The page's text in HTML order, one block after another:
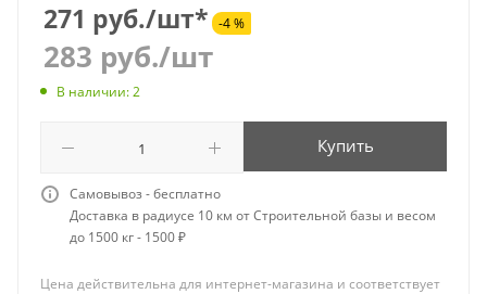
271 руб./шт* -4 %
283 руб./шт
В наличии: 2
Купить
Самовывоз - бесплатно
Доставка в радиусе 10 км от Строительной базы и весом
до 1500 кг - 1500 ₽
Цена действительна для интернет-магазина и соответствует